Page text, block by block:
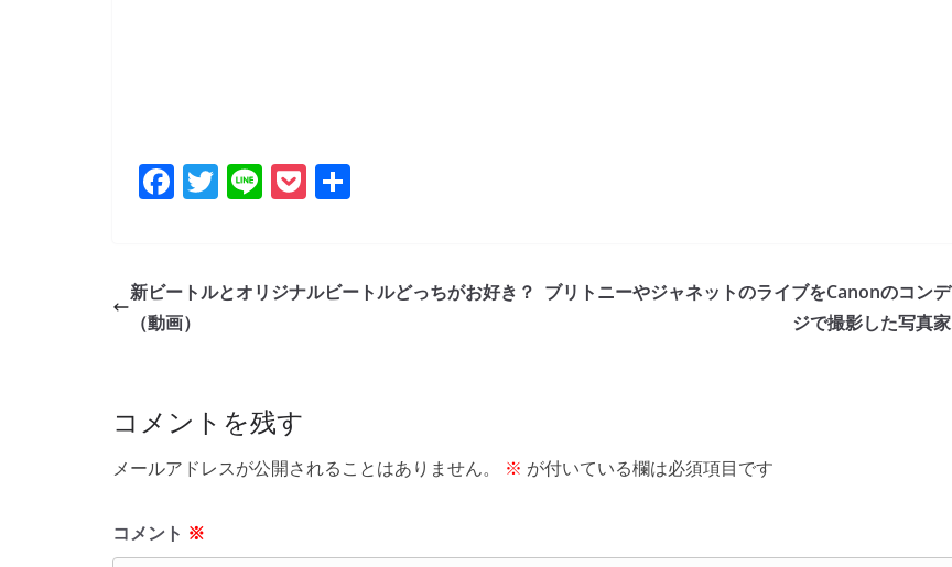
F
e
b
k
T
er
Li P
et
新ビートルとオリジナルビートルどっちがお好き？
（動画）
ブリトニーやジャネットのライブをCanonのコンデ
ジで撮影した写真家
コメントを残す
メールアドレスが公開されることはありません。 ※ が付いている欄は必須項目です
コメント ※